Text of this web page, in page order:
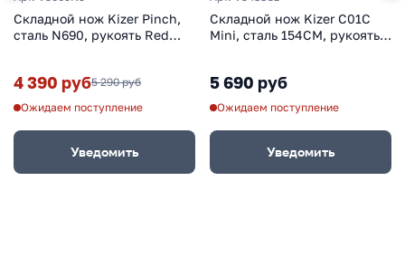
Складной нож Kizer Pinch,
сталь N690, рукоять Red
4 390 руб5 290 руб
Ожидаем поступление
Уведомить
Складной нож Kizer C01C
Mini, сталь 154CM, рукоять
5 690 руб
Ожидаем поступление
Уведомить